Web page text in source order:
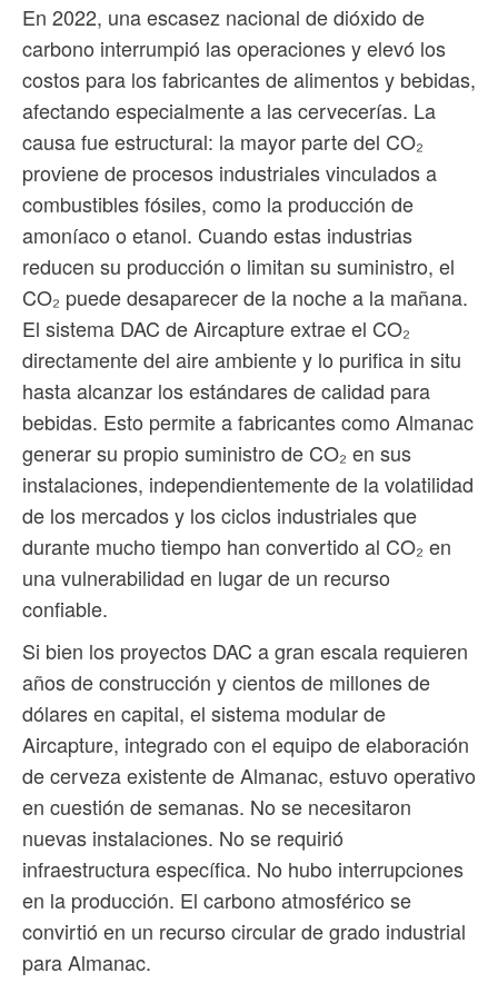
En 2022, una escasez nacional de dióxido de
carbono interrumpió las operaciones y elevó los
costos para los fabricantes de alimentos y bebidas,
afectando especialmente a las cervecerías. La
causa fue estructural: la mayor parte del CO₂
proviene de procesos industriales vinculados a
combustibles fósiles, como la producción de
amoníaco o etanol. Cuando estas industrias
reducen su producción o limitan su suministro, el
CO₂ puede desaparecer de la noche a la mañana.
El sistema DAC de Aircapture extrae el CO₂
directamente del aire ambiente y lo purifica in situ
hasta alcanzar los estándares de calidad para
bebidas. Esto permite a fabricantes como Almanac
generar su propio suministro de CO₂ en sus
instalaciones, independientemente de la volatilidad
de los mercados y los ciclos industriales que
durante mucho tiempo han convertido al CO₂ en
una vulnerabilidad en lugar de un recurso
confiable.
Si bien los proyectos DAC a gran escala requieren
años de construcción y cientos de millones de
dólares en capital, el sistema modular de
Aircapture, integrado con el equipo de elaboración
de cerveza existente de Almanac, estuvo operativo
en cuestión de semanas. No se necesitaron
nuevas instalaciones. No se requirió
infraestructura específica. No hubo interrupciones
en la producción. El carbono atmosférico se
convirtió en un recurso circular de grado industrial
para Almanac.